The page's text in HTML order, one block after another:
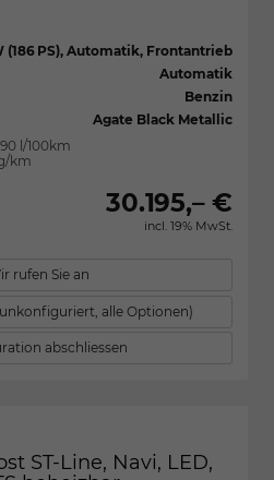
(186 PS), Automatik, Frontantrieb
Automatik
Benzin
Agate Black Metallic
l/100km
km
30.195,– €
incl. 19% MwSt.
rufen Sie an
alle Optionen)
abschliessen
ST-Line, Navi, LED,